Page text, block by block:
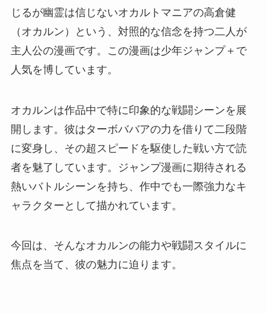
じるが幽霊は信じないオカルトマニアの高倉健
（オカルン）という、対照的な信念を持つ二人が
主人公の漫画です。この漫画は少年ジャンプ＋で
人気を博しています。
オカルンは作品中で特に印象的な戦闘シーンを展
開します。彼はターボババアの力を借りて二段階
に変身し、その超スピードを駆使した戦い方で読
者を魅了しています。ジャンプ漫画に期待される
熱いバトルシーンを持ち、作中でも一際強力なキ
ャラクターとして描かれています。
今回は、そんなオカルンの能力や戦闘スタイルに
焦点を当て、彼の魅力に迫ります。